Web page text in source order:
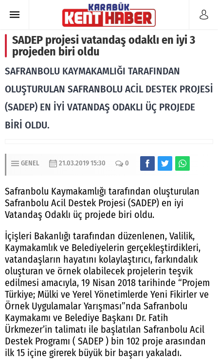
SADEP projesi vatandaş odaklı en iyi 3
projeden biri oldu
SAFRANBOLU KAYMAKAMLIĞI TARAFINDAN
OLUŞTURULAN SAFRANBOLU ACİL DESTEK PROJESİ
(SADEP) EN İYİ VATANDAŞ ODAKLI ÜÇ PROJEDE
BİRİ OLDU.
GENEL 21.03.2019 15:30 0
Safranbolu Kaymakamlığı tarafından oluşturulan
Safranbolu Acil Destek Projesi (SADEP) en iyi
Vatandaş Odaklı üç projede biri oldu.
İçişleri Bakanlığı tarafından düzenlenen, Valilik,
Kaymakamlık ve Belediyelerin gerçekleştirdikleri,
vatandaşların hayatını kolaylaştırıcı, farkındalık
oluşturan ve örnek olabilecek projelerin teşvik
edilmesi amacıyla, 19 Nisan 2018 tarihinde “Projem
Türkiye; Mülki ve Yerel Yönetimlerde Yeni Fikirler ve
Örnek Uygulamalar Yarışması”nda Safranbolu
Kaymakamı ve Belediye Başkanı Dr. Fatih
Ürkmezer’in talimatı ile başlatılan Safranbolu Acil
Destek Programı ( SADEP ) bin 102 proje arasından
ilk 15 içine girerek büyük bir başarı yakaladı.